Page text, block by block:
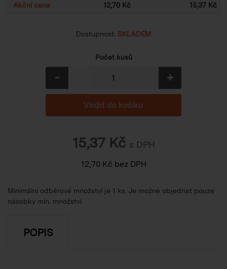
Akční cena
12,70 Kč 15,37 Kč
Dostupnost: SKLADEM
Počet kusů
- +
15,37Kč s DPH
12,70Kč bez DPH
Minimální odběrové množství je 1 ks. Je možné objednat pouze
násobky min. množství.
POPIS